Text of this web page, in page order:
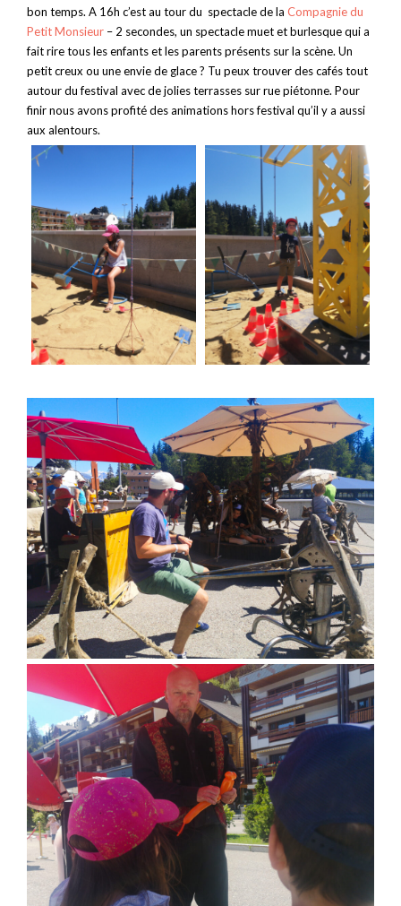
bon temps. A 16h c’est au tour du spectacle de la Compagnie du
Petit Monsieur – 2 secondes, un spectacle muet et burlesque qui a
fait rire tous les enfants et les parents présents sur la scène. Un
petit creux ou une envie de glace ? Tu peux trouver des cafés tout
autour du festival avec de jolies terrasses sur rue piétonne. Pour
finir nous avons profité des animations hors festival qu’il y a aussi
aux alentours.